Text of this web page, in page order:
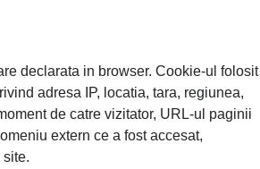
declarata in browser. Cookie-ul folosit
adresa IP, locatia, tara, regiunea,
de catre vizitator, URL-ul paginii
extern ce a fost accesat,